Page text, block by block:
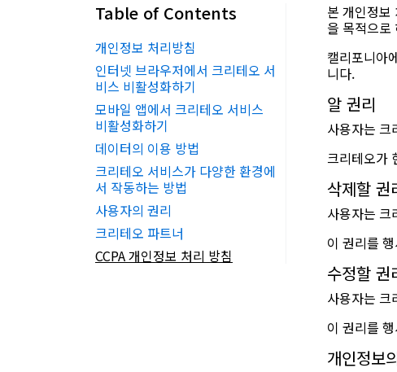
Table of Contents
개인정보 처리방침
인터넷 브라우저에서 크리테오 서
비스 비활성화하기
모바일 앱에서 크리테오 서비스
비활성화하기
데이터의 이용 방법
크리테오 서비스가 다양한 환경에
서 작동하는 방법
사용자의 권리
크리테오 파트너
CCPA 개인정보 처리 방침
본 개인정보
을 목적으로
캘리포니아
니다.
알 권리
사용자는 크
크리테오가
삭제할 권
사용자는 크
이 권리를
수정할 권
사용자는 크
이 권리를
개인정보